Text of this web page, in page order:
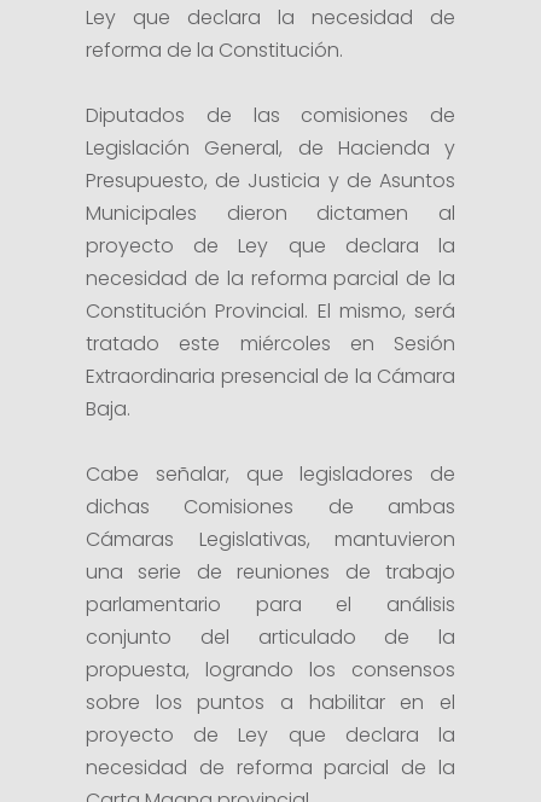
Ley que declara la necesidad de
reforma de la Constitución.
Diputados de las comisiones de
Legislación General, de Hacienda y
Presupuesto, de Justicia y de Asuntos
Municipales dieron dictamen al
proyecto de Ley que declara la
necesidad de la reforma parcial de la
Constitución Provincial. El mismo, será
tratado este miércoles en Sesión
Extraordinaria presencial de la Cámara
Baja.
Cabe señalar, que legisladores de
dichas Comisiones de ambas
Cámaras Legislativas, mantuvieron
una serie de reuniones de trabajo
parlamentario para el análisis
conjunto del articulado de la
propuesta, logrando los consensos
sobre los puntos a habilitar en el
proyecto de Ley que declara la
necesidad de reforma parcial de la